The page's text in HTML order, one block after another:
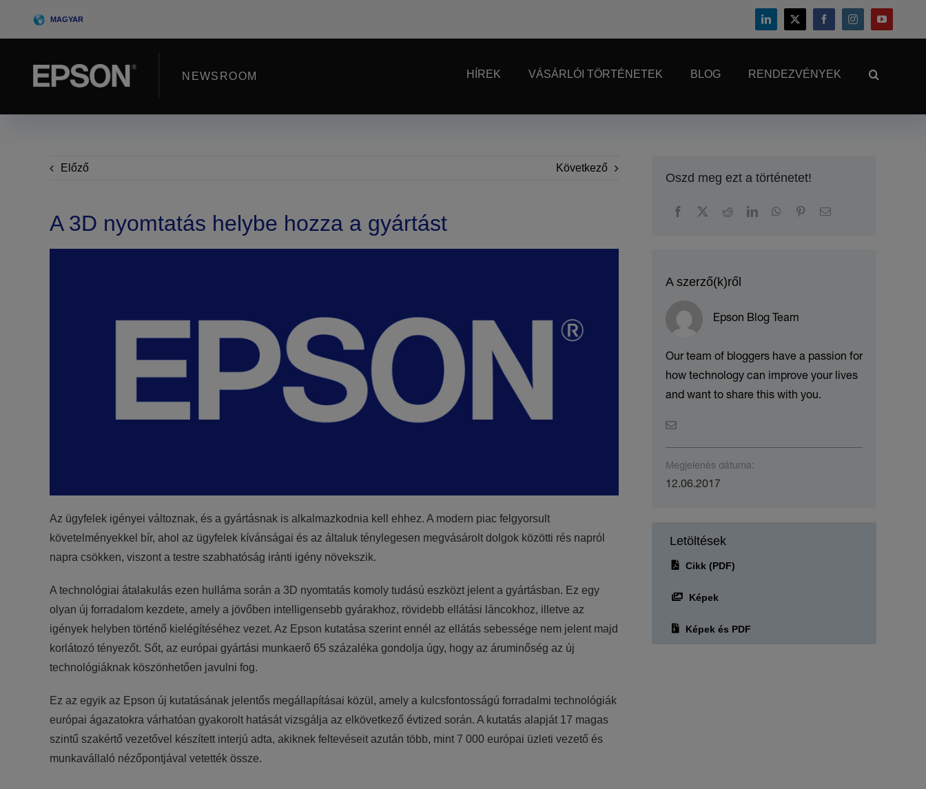
MAGYAR
NEWSROOM HÍREK VÁSÁRLÓI TÖRTÉNETEK BLOG RENDEZVÉNYEK
Előző Következő
A 3D nyomtatás helybe hozza a gyártást
Az ügyfelek igényei változnak, és a gyártásnak is alkalmazkodnia kell ehhez. A modern piac felgyorsult
követelményekkel bír, ahol az ügyfelek kívánságai és az általuk ténylegesen megvásárolt dolgok közötti rés napról
napra csökken, viszont a testre szabhatóság iránti igény növekszik.
A technológiai átalakulás ezen hulláma során a 3D nyomtatás komoly tudású eszközt jelent a gyártásban. Ez egy
olyan új forradalom kezdete, amely a jövőben intelligensebb gyárakhoz, rövidebb ellátási láncokhoz, illetve az
igények helyben történő kielégítéséhez vezet. Az Epson kutatása szerint ennél az ellátás sebessége nem jelent majd
korlátozó tényezőt. Sőt, az európai gyártási munkaerő 65 százaléka gondolja úgy, hogy az áruminőség az új
technológiáknak köszönhetően javulni fog.
Ez az egyik az Epson új kutatásának jelentős megállapításai közül, amely a kulcsfontosságú forradalmi technológiák
európai ágazatokra várhatóan gyakorolt hatását vizsgálja az elkövetkező évtized során. A kutatás alapját 17 magas
szintű szakértő vezetővel készített interjú adta, akiknek feltevéseit azután több, mint 7 000 európai üzleti vezető és
munkavállaló nézőpontjával vetették össze.
Oszd meg ezt a történetet!
A szerző(k)ről
Epson Blog Team
Our team of bloggers have a passion for
how technology can improve your lives
and want to share this with you.
Megjelenés dátuma:
12.06.2017
Letöltések
Cikk (PDF)
Képek
Képek és PDF